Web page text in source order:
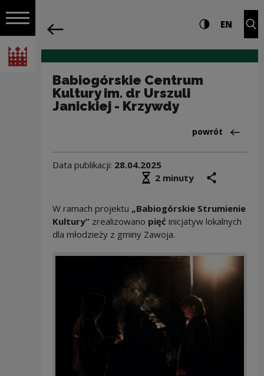
Włącz nawigację
Narodowe Centrum Kultury
Nawigacja Ustawienia i Wysoki
EN
Babiogórskie Centrum
Kultury im. dr Urszuli
Janickiej - Krzywdy
Powrót
powrót
Data publikacji: 28.04.2025
Średni czas czytania
2 minuty
W ramach projektu „Babiogórskie Strumienie
Kultury”zrealizowano pięć inicjatyw lokalnych
dla młodzieży z gminy Zawoja.